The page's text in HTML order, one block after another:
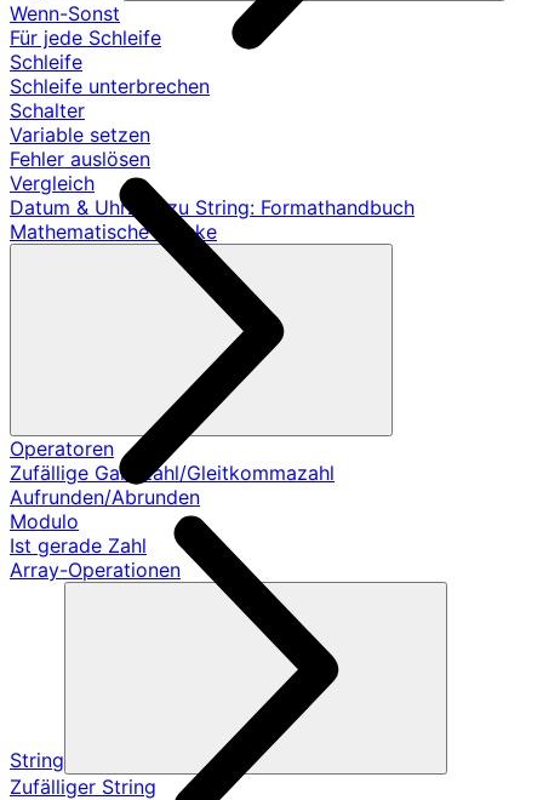
Wenn-Sonst
Für jede Schleife
Schleife
Schleife unterbrechen
Schalter
Variable setzen
Fehler auslösen
Vergleich
Datum & Uhrzeit zu String: Formathandbuch
Mathematische Blöcke
Operatoren
Zufällige Ganzzahl/Gleitkommazahl
Aufrunden/Abrunden
Modulo
Ist gerade Zahl
Array-Operationen
String
Zufälliger String